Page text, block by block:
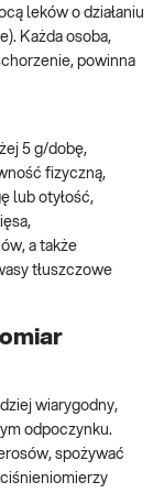
leków o działaniu
Każda osoba,
powinna
5 g/dobę,
fizyczną,
lub otyłość,
a także
tłuszczowe
wiarygodny,
odpoczynku.
spożywać
ciśnieniomierzy